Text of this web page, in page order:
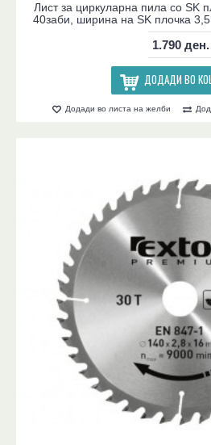
Лист за циркуларна пила со SK
40заби, ширина на SK плочка
1.790 ден.
ДОДАДИ ВО
Додади во листа на желби